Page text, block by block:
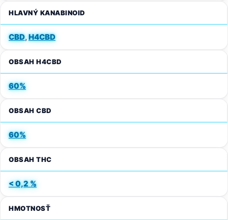
HLAVNÝ KANABINOID
CBD,H4CBD
OBSAH H4CBD
60%
OBSAH CBD
60%
OBSAH THC
< 0,2 %
HMOTNOSŤ